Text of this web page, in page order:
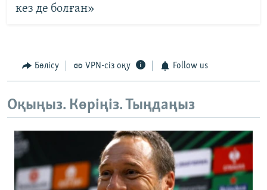
кез де болған»
Бөлісу VPN-сіз оқу Follow us
Оқыңыз. Көріңіз. Тыңдаңыз